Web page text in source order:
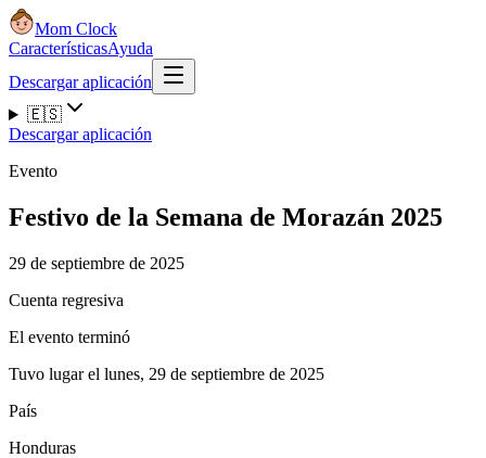
Mom Clock
CaracterísticasAyuda
Descargar aplicación
🇪🇸
Descargar aplicación
Evento
Festivo de la Semana de Morazán 2025
29 de septiembre de 2025
Cuenta regresiva
El evento terminó
Tuvo lugar el lunes, 29 de septiembre de 2025
País
Honduras